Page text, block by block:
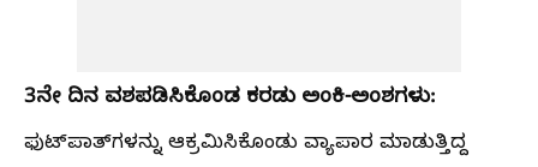
3ನೇ ದಿನ ವಶಪಡಿಸಿಕೊಂಡ ಕರಡು ಅಂಕಿ-ಅಂಶಗಳು:
ಫುಟ್‌ಪಾತ್‌ಗಳನ್ನು ಆಕ್ರಮಿಸಿಕೊಂಡು ವ್ಯಾಪಾರ ಮಾಡುತ್ತಿದ್ದ